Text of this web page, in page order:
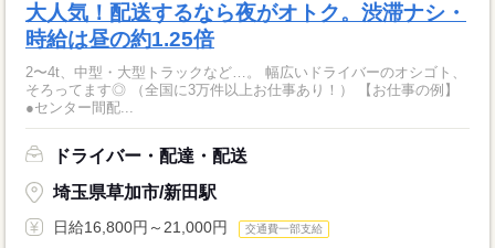
大人気！配送するなら夜がオトク。渋滞ナシ・
時給は昼の約1.25倍
2〜4t、中型・大型トラックなど…。 幅広いドライバーのオシゴト、
そろってます◎ （全国に3万件以上お仕事あり！） 【お仕事の例】
●センター間配...
ドライバー・配達・配送
埼玉県草加市/新田駅
日給16,800円～21,000円 交通費一部支給